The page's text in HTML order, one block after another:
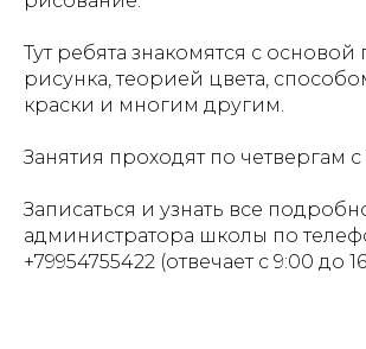
Тут ребята знакомятся с основой
рисунка, теорией цвета,
краски и многим другим.
Занятия проходят по четвергам с
Записаться и узнать все
администратора школы по
+79954755422 (отвечает с 9:00 до